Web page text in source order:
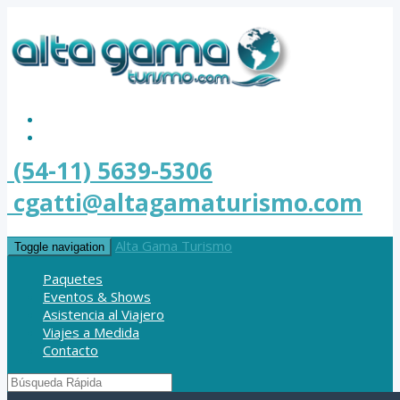
(54-11) 5639-5306
cgatti@altagamaturismo.com
Toggle navigation
Alta Gama Turismo
Paquetes
Eventos & Shows
Asistencia al Viajero
Viajes a Medida
Contacto